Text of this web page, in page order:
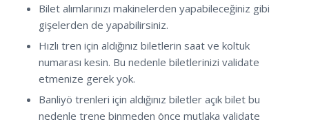
Bilet alımlarınızı makinelerden yapabileceğiniz gibi
gişelerden de yapabilirsiniz.
Hızlı tren için aldığınız biletlerin saat ve koltuk
numarası kesin. Bu nedenle biletlerinizi validate
etmenize gerek yok.
Banliyö trenleri için aldığınız biletler açık bilet bu
nedenle trene binmeden önce mutlaka validate